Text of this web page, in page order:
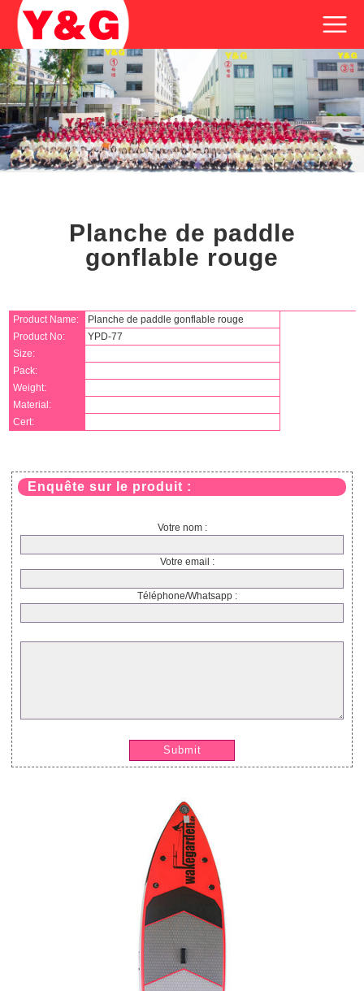
Planche de paddle
gonflable rouge
Product Name:
Planche de paddle gonflable rouge
Product No:
YPD-77
Size:
Pack:
Weight:
Material:
Cert:
Enquête sur le produit :
Votre nom :
Votre email :
Téléphone/Whatsapp :
Submit